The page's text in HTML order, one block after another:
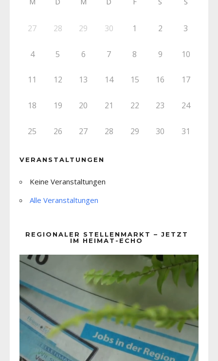
27 28 29 30 1 2 3
4 5 6 7 8 9 10
11 12 13 14 15 16 17
18 19 20 21 22 23 24
25 26 27 28 29 30 31
VERANSTALTUNGEN
Keine Veranstaltungen
Alle Veranstaltungen
REGIONALER STELLENMARKT – JETZT
IM HEIMAT-ECHO
Player